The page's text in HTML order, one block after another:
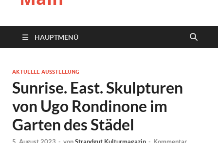
HAUPTMENÜ
AKTUELLE AUSSTELLUNG
Sunrise. East. Skulpturen
von Ugo Rondinone im
Garten des Städel